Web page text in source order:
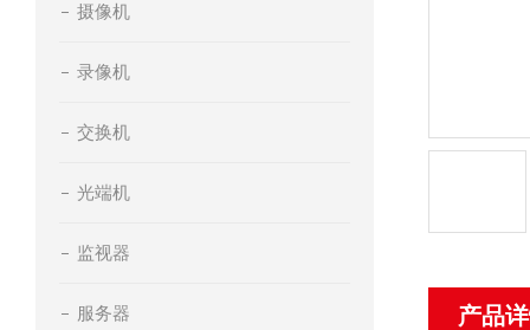
摄像机
录像机
交换机
光端机
监视器
服务器 产品